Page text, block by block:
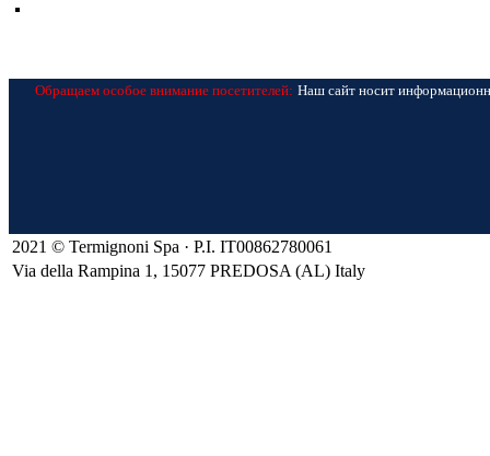
Обращаем особое внимание посетителей: Наш сайт носит
2021 © Termignoni Spa · P.I. IT00862780061
Via della Rampina 1, 15077 PREDOSA (AL) Italy